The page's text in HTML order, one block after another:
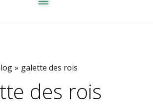
galette des rois
des rois